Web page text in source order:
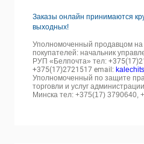
Заказы онлайн принимаются
выходных!
Уполномоченный продавцом
покупателей: начальник
РУП «Белпочта» тел:
+375(17)2721517 email:
Уполномоченный по защите
торговли и услуг
Минска тел: +375(17) 3790640,